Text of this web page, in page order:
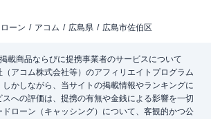
ーン アコム 広島県 広島市佐伯区
載商品ならびに提携事業者のサービスについて
アコム株式会社等）のアフィリエイトプログラム
かしながら、当サイトの掲載情報やランキングに
への評価は、提携の有無や金銭による影響を一切
ローン（キャッシング）について、客観的かつ公